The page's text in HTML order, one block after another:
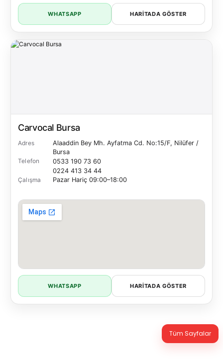
WHATSAPP HARITADA GÖSTER
Carvocal Bursa
Adres
Alaaddin Bey Mh. Ayfatma Cd. No:15/F, Nilüfer /
Bursa
Telefon
0533 190 73 60
0224 413 34 44
Çalışma
Pazar Hariç 09:00–18:00
WHATSAPP HARITADA GÖSTER
Tüm Sayfalar